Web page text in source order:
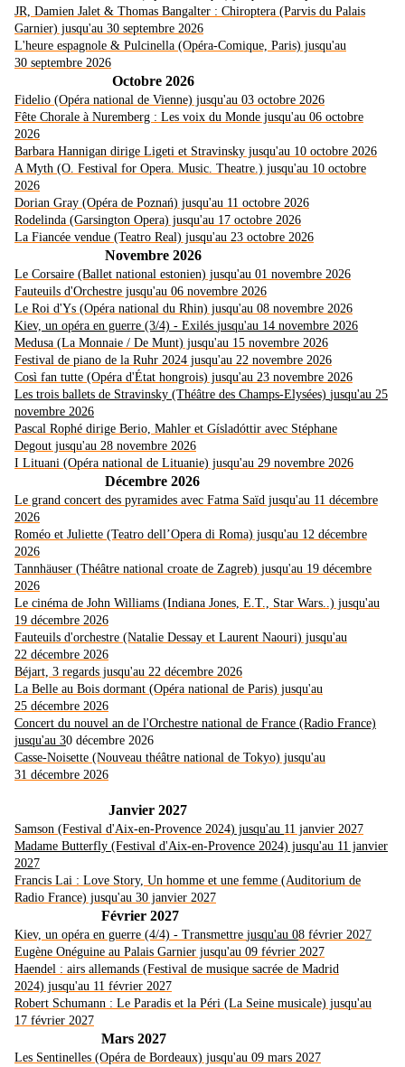
JR, Damien Jalet & Thomas Bangalter : Chiroptera (Parvis du Palais
Garnier) jusqu'au 30 septembre 2026
L'heure espagnole & Pulcinella (Opéra-Comique, Paris) jusqu'au
30 septembre 2026
Octobre 2026
Fidelio (Opéra national de Vienne) jusqu'au 03 octobre 2026
Fête Chorale à Nuremberg : Les voix du Monde jusqu'au 06 octobre
2026
Barbara Hannigan dirige Ligeti et Stravinsky jusqu'au 10 octobre 2026
A Myth (O. Festival for Opera. Music. Theatre.) jusqu'au 10 octobre
2026
Dorian Gray (Opéra de Poznań) jusqu'au 11 octobre 2026
Rodelinda (Garsington Opera) jusqu'au 17 octobre 2026
La Fiancée vendue (Teatro Real) jusqu'au 23 octobre 2026
Novembre 2026
Le Corsaire (Ballet national estonien) jusqu'au 01 novembre 2026
Fauteuils d'Orchestre jusqu'au 06 novembre 2026
Le Roi d'Ys (Opéra national du Rhin) jusqu'au 08 novembre 2026
Kiev, un opéra en guerre (3/4) - Exilés jusqu'au 14 novembre 2026
Medusa (La Monnaie / De Munt) jusqu'au 15 novembre 2026
Festival de piano de la Ruhr 2024 jusqu'au 22 novembre 2026
Così fan tutte (Opéra d'État hongrois) jusqu'au 23 novembre 2026
Les trois ballets de Stravinsky (Théâtre des Champs-Elysées) jusqu'au 25
novembre 2026
Pascal Rophé dirige Berio, Mahler et Gísladóttir avec Stéphane
Degout jusqu'au 28 novembre 2026
I Lituani (Opéra national de Lituanie) jusqu'au 29 novembre 2026
Décembre 2026
Le grand concert des pyramides avec Fatma Saïd jusqu'au 11 décembre
2026
Roméo et Juliette (Teatro dell’Opera di Roma) jusqu'au 12 décembre
2026
Tannhäuser (Théâtre national croate de Zagreb) jusqu'au 19 décembre
2026
Le cinéma de John Williams (Indiana Jones, E.T., Star Wars..) jusqu'au
19 décembre 2026
Fauteuils d'orchestre (Natalie Dessay et Laurent Naouri) jusqu'au
22 décembre 2026
Béjart, 3 regards jusqu'au 22 décembre 2026
La Belle au Bois dormant (Opéra national de Paris) jusqu'au
25 décembre 2026
Concert du nouvel an de l'Orchestre national de France (Radio France)
jusqu'au 30 décembre 2026
Casse-Noisette (Nouveau théâtre national de Tokyo) jusqu'au
31 décembre 2026
Janvier 2027
Samson (Festival d'Aix-en-Provence 2024) jusqu'au 11 janvier 2027
Madame Butterfly (Festival d'Aix-en-Provence 2024) jusqu'au 11 janvier
2027
Francis Lai : Love Story, Un homme et une femme (Auditorium de
Radio France) jusqu'au 30 janvier 2027
Février 2027
Kiev, un opéra en guerre (4/4) - Transmettre jusqu'au 08 février 2027
Eugène Onéguine au Palais Garnier jusqu'au 09 février 2027
Haendel : airs allemands (Festival de musique sacrée de Madrid
2024) jusqu'au 11 février 2027
Robert Schumann : Le Paradis et la Péri (La Seine musicale) jusqu'au
17 février 2027
Mars 2027
Les Sentinelles (Opéra de Bordeaux) jusqu'au 09 mars 2027